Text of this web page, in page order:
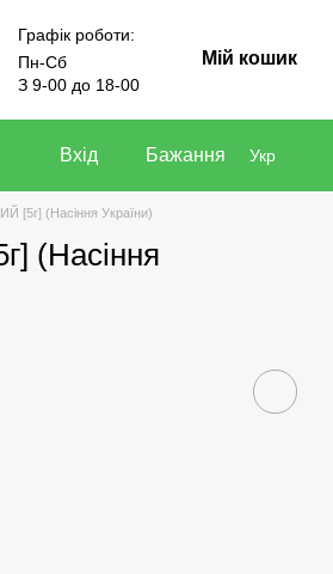
Графік роботи:
Пн-Сб
З 9-00 до 18-00
Мій кошик
Вхід Бажання Укр
[5г] (Насіння України)
(Насіння